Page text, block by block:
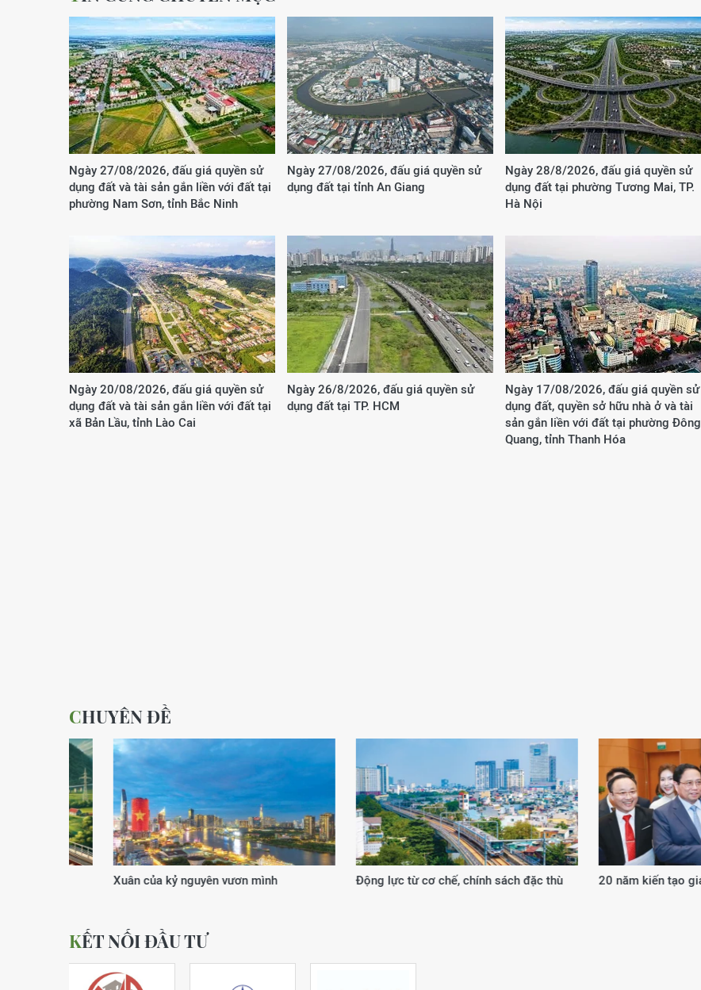
Ngày 27/08/2026, đấu giá quyền sử
dụng đất và tài sản gắn liền với đất tại
phường Nam Sơn, tỉnh Bắc Ninh
Ngày 27/08/2026, đấu giá quyền sử
dụng đất tại tỉnh An Giang
Ngày 28/8/2026, đấu giá quyền sử
dụng đất tại phường Tương Mai, TP.
Hà Nội
Ngày 20/08/2026, đấu giá quyền sử
dụng đất và tài sản gắn liền với đất tại
xã Bản Lầu, tỉnh Lào Cai
Ngày 26/8/2026, đấu giá quyền sử
dụng đất tại TP. HCM
Ngày 17/08/2026, đấu giá quyền sử
dụng đất, quyền sở hữu nhà ở và tài
sản gắn liền với đất tại phường Đông
Quang, tỉnh Thanh Hóa
CHUYÊN ĐỀ
Xuân của kỷ nguyên vươn mình Động lực từ cơ chế, chính sách đặc thù 20 năm kiến tạo giá trị
KẾT NỐI ĐẦU TƯ